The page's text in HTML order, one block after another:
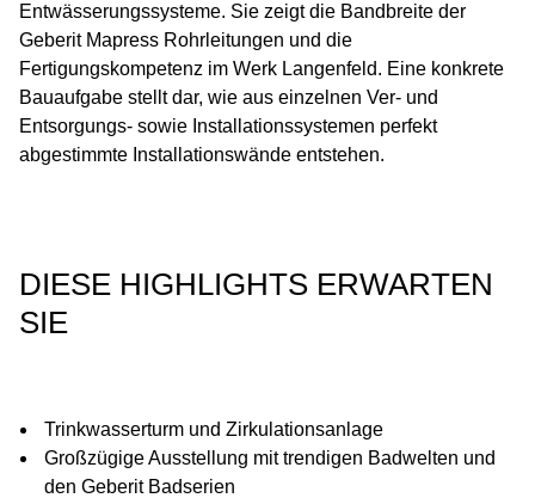
Entwässerungssysteme. Sie zeigt die Bandbreite der
Geberit Mapress Rohrleitungen und die
Fertigungskompetenz im Werk Langenfeld. Eine konkrete
Bauaufgabe stellt dar, wie aus einzelnen Ver- und
Entsorgungs- sowie Installationssystemen perfekt
abgestimmte Installationswände entstehen.
DIESE HIGHLIGHTS ERWARTEN
SIE
Trinkwasserturm und Zirkulationsanlage
Großzügige Ausstellung mit trendigen Badwelten und
den Geberit Badserien